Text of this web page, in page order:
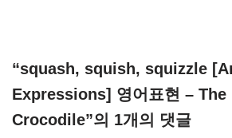
“squash, squish, squizzle
Expressions] 영어표현 –
Crocodile”의 1개의 댓글